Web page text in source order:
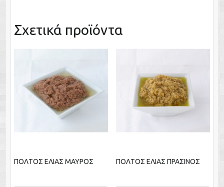
Σχετικά προϊόντα
ΠΟΛΤΟΣ ΕΛΙΑΣ ΜΑΥΡΟΣ ΠΟΛΤΟΣ ΕΛΙΑΣ ΠΡΑΣΙΝΟΣ